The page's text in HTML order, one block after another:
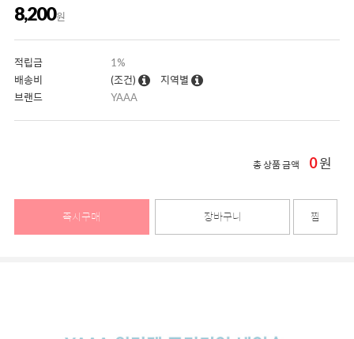
8,200원
적립금
1%
배송비
(조건)
지역별
브랜드
YAAA
총 상품 금액 0원
즉시구매 장바구니 찜